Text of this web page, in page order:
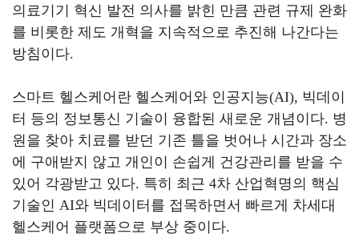
의료기기 혁신 발전 의사를 밝힌 만큼 관련 규제 완화
를 비롯한 제도 개혁을 지속적으로 추진해 나간다는
방침이다.
스마트 헬스케어란 헬스케어와 인공지능(AI), 빅데이
터 등의 정보통신 기술이 융합된 새로운 개념이다. 병
원을 찾아 치료를 받던 기존 틀을 벗어나 시간과 장소
에 구애받지 않고 개인이 손쉽게 건강관리를 받을 수
있어 각광받고 있다. 특히 최근 4차 산업혁명의 핵심
기술인 AI와 빅데이터를 접목하면서 빠르게 차세대
헬스케어 플랫폼으로 부상 중이다.